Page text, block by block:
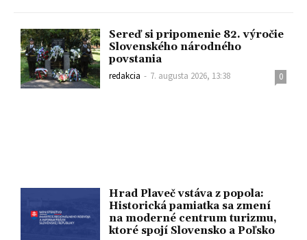
Sereď si pripomenie 82. výročie
Slovenského národného
povstania
redakcia - 7. augusta 2026, 13:38 0
Hrad Plaveč vstáva z popola:
Historická pamiatka sa zmení
na moderné centrum turizmu,
ktoré spojí Slovensko a Poľsko